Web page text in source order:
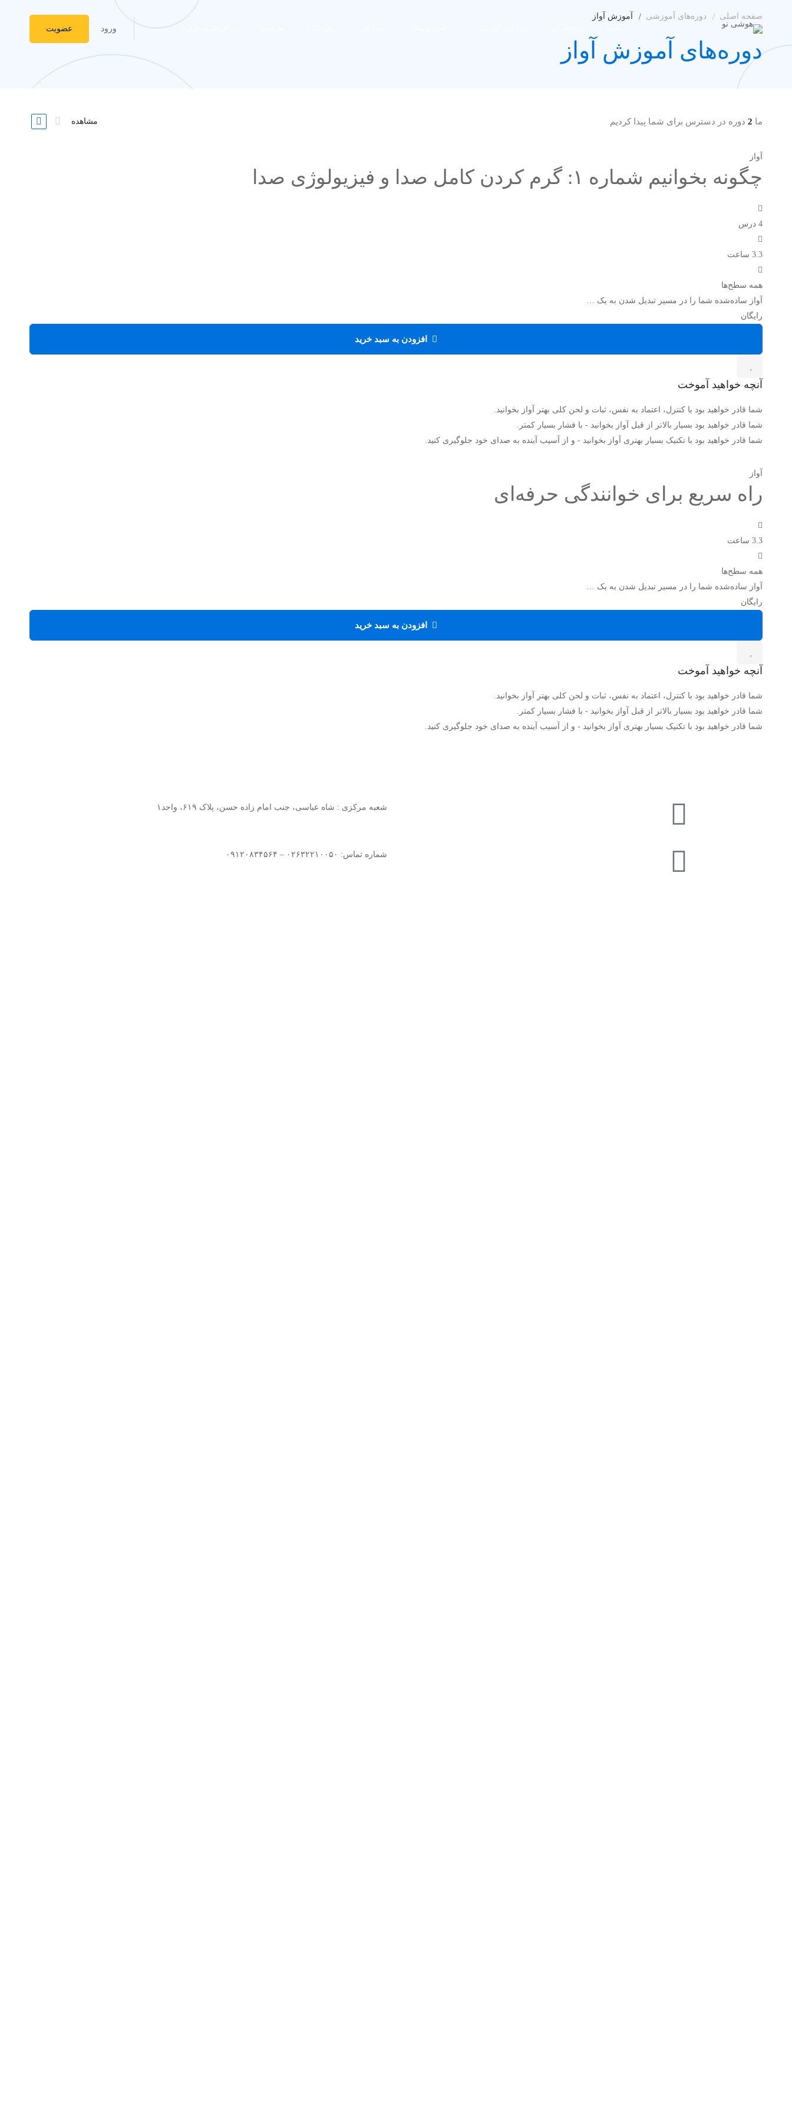
ورود عضویت
صفحه اصلی دوره‌های آموزشی آموزش آواز
دوره‌های آموزش آواز
ما 2 دوره در دسترس برای شما پیدا کردیم مشاهده
آواز
چگونه بخوانیم شماره ۱: گرم کردن کامل صدا و فیزیولوژی صدا
4 درس
3.3 ساعت
همه سطح‌ها
آواز ساده‌شده شما را در مسیر تبدیل شدن به یک …
رایگان
افزودن به سبد خرید
آنچه خواهید آموخت
شما قادر خواهید بود با کنترل، اعتماد به نفس، ثبات و لحن کلی بهتر آواز بخوانید.
شما قادر خواهید بود بسیار بالاتر از قبل آواز بخوانید - با فشار بسیار کمتر.
شما قادر خواهید بود با تکنیک بسیار بهتری آواز بخوانید - و از آسیب آینده به صدای خود جلوگیری کنید.
آواز
راه سریع برای خوانندگی حرفه‌ای
3.3 ساعت
همه سطح‌ها
آواز ساده‌شده شما را در مسیر تبدیل شدن به یک …
رایگان
افزودن به سبد خرید
آنچه خواهید آموخت
شما قادر خواهید بود با کنترل، اعتماد به نفس، ثبات و لحن کلی بهتر آواز بخوانید.
شما قادر خواهید بود بسیار بالاتر از قبل آواز بخوانید - با فشار بسیار کمتر.
شما قادر خواهید بود با تکنیک بسیار بهتری آواز بخوانید - و از آسیب آینده به صدای خود جلوگیری کنید.
شعبه مرکزی : شاه عباسی، جنب امام زاده حسن، پلاک ۶۱۹، واحد۱​
شماره تماس: ۰۲۶۳۲۲۱۰۰۵۰ – ۰۹۱۲۰۸۳۴۵۶۴